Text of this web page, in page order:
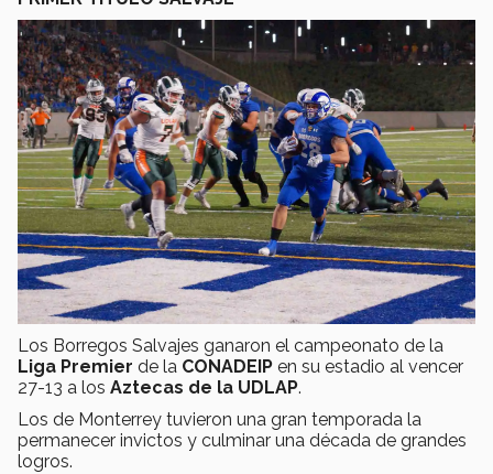
Los Borregos Salvajes ganaron el campeonato de la
Liga Premier de la CONADEIP en su estadio al vencer
27-13 a los Aztecas de la UDLAP.
Los de Monterrey tuvieron una gran temporada la
permanecer invictos y culminar una década de grandes
logros.